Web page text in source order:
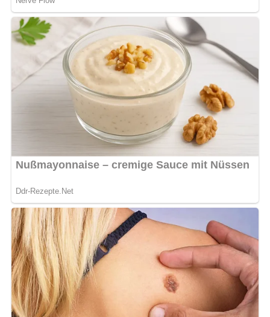
Kalorien pro Portion:ca. 260 kcal
Zubereitungszeit:ca. 25 Minuten
Schwierigkeitsgrad:★☆☆☆☆ (1 von 5)